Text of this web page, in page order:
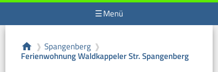
☰Menü
home ❱ Spangenberg ❱
Ferienwohnung Waldkappeler Str. Spangenberg